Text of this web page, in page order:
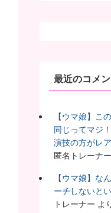
最近のコメ
【ウマ娘】こ
同じってマジ
演技の方がレ
匿名トレーナー
【ウマ娘】な
ーチしないと
トレーナー よ